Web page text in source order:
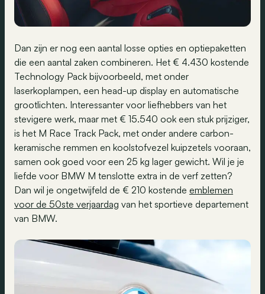
Dan zijn er nog een aantal losse opties en optiepaketten
die een aantal zaken combineren. Het € 4.430 kostende
Technology Pack bijvoorbeeld, met onder
laserkoplampen, een head-up display en automatische
grootlichten. Interessanter voor liefhebbers van het
stevigere werk, maar met € 15.540 ook een stuk prijziger,
is het M Race Track Pack, met onder andere carbon-
keramische remmen en koolstofvezel kuipzetels vooraan,
samen ook goed voor een 25 kg lager gewicht. Wil je je
liefde voor BMW M tenslotte extra in de verf zetten?
Dan wil je ongetwijfeld de € 210 kostende emblemen
voor de 50ste verjaardag van het sportieve departement
van BMW.